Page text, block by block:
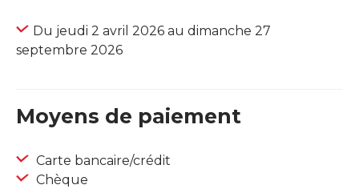
Du jeudi 2 avril 2026 au dimanche 27
septembre 2026
Moyens de paiement
Carte bancaire/crédit
Chèque